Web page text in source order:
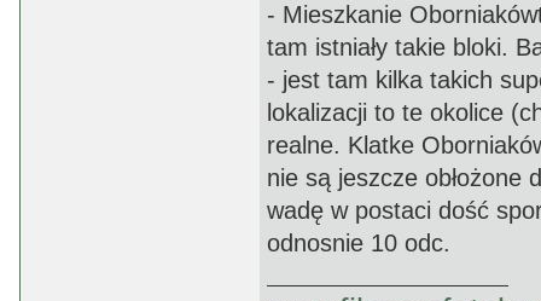
- Mieszkanie
tam istniały takie bloki.
- jest tam kilka takich
lokalizacji to te okolice
realne. Klatke
nie są jeszcze obłożone
wadę w postaci dość
odnosnie 10 odc.